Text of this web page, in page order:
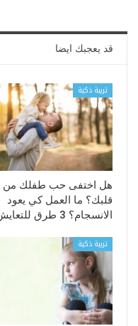
قد يعجبك ايضا
تربية ذكية
هل اختفى حب طفلك من
قلبك؟ ما العمل كي يعود
الانسجام؟ 3 طرق للتعايش
تربية ذكية